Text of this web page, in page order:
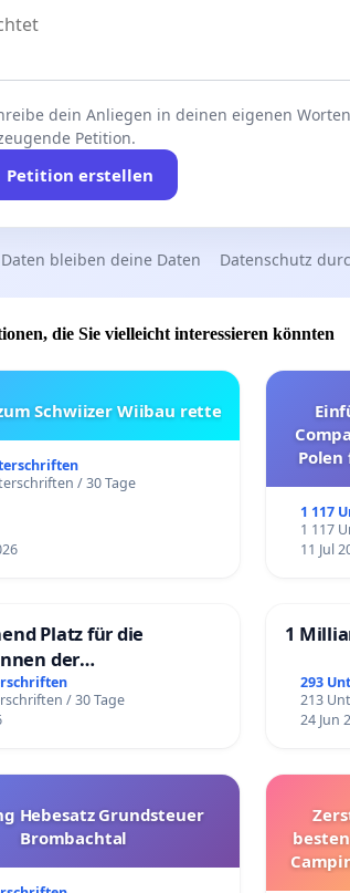
dein Anliegen in deinen eigenen
Petition.
Petition erstellen
bleiben deine Daten Datenschutz
die Sie vielleicht interessieren könnten
Schwiizer Wiibau rette
/ 30 Tage
1 117
1 117
11 Jul
Platz für die
der
/ 30 Tage
1
293
213
24 Jun
Hebesatz Grundsteuer
Brombachtal